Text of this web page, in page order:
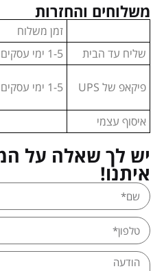
משלוחים והחזרות
זמן משלוח
שליח עד הבית
1-5 ימי עסקים
פיקאפ של UPS 1-5 ימי עסקים
איסוף עצמי
יש לך שאלה על
איתנו!